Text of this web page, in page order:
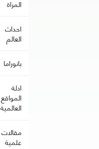
المراة
احداث
العالم
بانوراما
ادلة
المواقع
العالمية
مقالات
علمية